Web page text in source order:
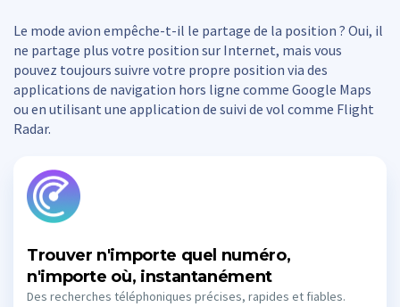
Le mode avion empêche-t-il le partage de la position ? Oui, il
ne partage plus votre position sur Internet, mais vous
pouvez toujours suivre votre propre position via des
applications de navigation hors ligne comme Google Maps
ou en utilisant une application de suivi de vol comme Flight
Radar.
Trouver n'importe quel numéro,
n'importe où, instantanément
Des recherches téléphoniques précises, rapides et fiables.